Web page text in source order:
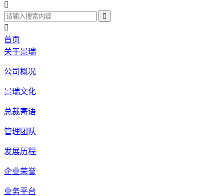


首页
关于景瑞
公司概况
景瑞文化
总裁寄语
管理团队
发展历程
企业荣誉
业务平台